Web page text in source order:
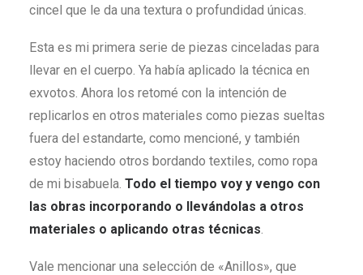
cincel que le da una textura o profundidad únicas.
Esta es mi primera serie de piezas cinceladas para
llevar en el cuerpo. Ya había aplicado la técnica en
exvotos. Ahora los retomé con la intención de
replicarlos en otros materiales como piezas sueltas
fuera del estandarte, como mencioné, y también
estoy haciendo otros bordando textiles, como ropa
de mi bisabuela. Todo el tiempo voy y vengo con
las obras incorporando o llevándolas a otros
materiales o aplicando otras técnicas.
Vale mencionar una selección de «Anillos», que